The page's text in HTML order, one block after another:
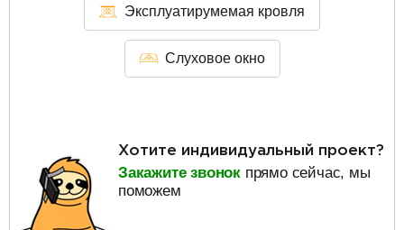
Эксплуатирумемая кровля
Слуховое окно
Хотите индивидуальный проект?
Закажите звонок прямо сейчас, мы
поможем